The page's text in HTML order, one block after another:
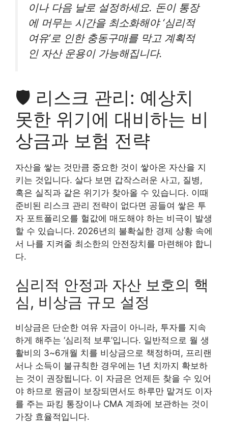
이나 다음 날로 설정하세요. 돈이 통장
에 머무는 시간을 최소화해야 ‘심리적
여유’로 인한 충동구매를 막고 계획적
인 자산 운용이 가능해집니다.
🛡️ 리스크 관리: 예상치
못한 위기에 대비하는 비
상금과 보험 전략
자산을 쌓는 것만큼 중요한 것이 쌓아온 자산을 지
키는 것입니다. 살다 보면 갑작스러운 사고, 질병,
혹은 실직과 같은 위기가 찾아올 수 있습니다. 이때
준비된 리스크 관리 전략이 없다면 공들여 쌓은 투
자 포트폴리오를 헐값에 매도해야 하는 비극이 발생
할 수 있습니다. 2026년의 불확실한 경제 상황 속에
서 나를 지켜줄 최소한의 안전장치를 마련해야 합니
다.
심리적 안정과 자산 보호의 핵
심, 비상금 규모 설정
비상금은 단순한 여유 자금이 아니라, 투자를 지속
하게 해주는 ‘심리적 보루’입니다. 일반적으로 월 생
활비의 3~6개월 치를 비상금으로 책정하며, 프리랜
서나 소득이 불규칙한 경우에는 1년 치까지 확보하
는 것이 권장됩니다. 이 자금은 언제든 찾을 수 있어
야 하므로 원금이 보장되면서도 하루만 맡겨도 이자
를 주는 파킹 통장이나 CMA 계좌에 보관하는 것이
가장 효율적입니다.